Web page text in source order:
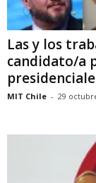
Las y los
candidato/a
MIT Chile - 29